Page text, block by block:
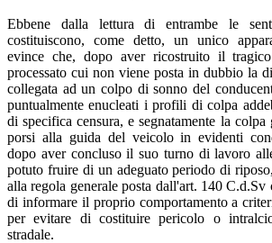
Ebbene dalla lettura di entrambe le
costituiscono, come detto, un unico
evince che, dopo aver ricostruito il
processato cui non viene posta in dubbio la
collegata ad un colpo di sonno del
puntualmente enucleati i profili di colpa
di specifica censura, e segnatamente la colpa
porsi alla guida del veicolo in evidenti
dopo aver concluso il suo turno di lavoro
potuto fruire di un adeguato periodo di
alla regola generale posta dall'art. 140
di informare il proprio comportamento a
per evitare di costituire pericolo o
stradale.